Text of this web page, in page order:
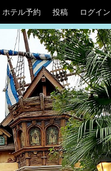
ホテル予約 投稿 ログイン